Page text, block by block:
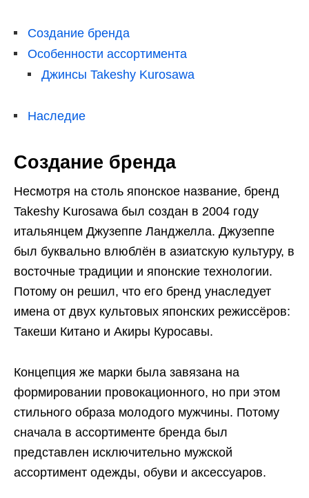
Создание бренда
Особенности ассортимента
Джинсы Takeshy Kurosawa
Наследие
Создание бренда
Несмотря на столь японское название, бренд
Takeshy Kurosawa был создан в 2004 году
итальянцем Джузеппе Ланджелла. Джузеппе
был буквально влюблён в азиатскую культуру, в
восточные традиции и японские технологии.
Потому он решил, что его бренд унаследует
имена от двух культовых японских режиссёров:
Такеши Китано и Акиры Куросавы.
Концепция же марки была завязана на
формировании провокационного, но при этом
стильного образа молодого мужчины. Потому
сначала в ассортименте бренда был
представлен исключительно мужской
ассортимент одежды, обуви и аксессуаров.